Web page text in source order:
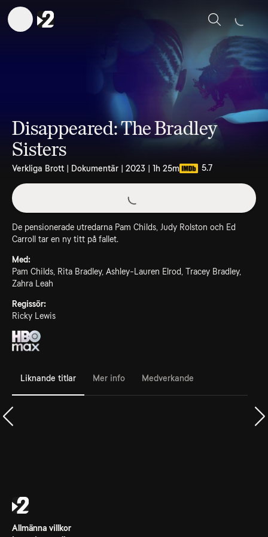
Sök
Disappeared: The Bradley
Sisters
Verkliga Brott | Dokumentär | 2023 | 1h 25m 5.7
De pensionerade utredarna Pam Childs, Judy Rolston och Ed
Carroll tar en ny titt på fallet.
Med:
Pam Childs, Rita Bradley, Ashley-Lauren Elrod, Tracey Bradley,
Zahra Leah
Regissör:
Ricky Lewis
Liknande titlar Mer info Medverkande
Allmänna villkor